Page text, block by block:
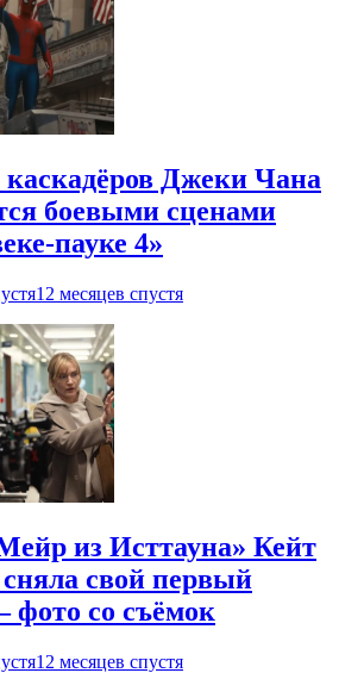
Джеки Чана
боевыми сценами
пауке 4»
12 месяцев спустя
из Исттауна» Кейт
свой первый
со съёмок
12 месяцев спустя